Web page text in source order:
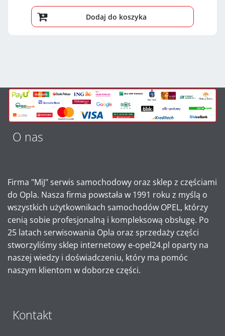
Dodaj do koszyka
O nas
Firma "MiJ" serwis samochodowy oraz sklep z częściami
do Opla. Nasza firma powstała w 1991 roku z myślą o
wszystkich użytkownikach samochodów OPEL, którzy
cenią sobie profesjonalną i kompleksową obsługę. Po
25 latach serwisowania Opla oraz sprzedaży części
stworzyliśmy sklep internetowy e-opel24.pl oparty na
naszej wiedzy i doświadczeniu, który ma pomóc
naszym klientom w doborze części.
Kontakt